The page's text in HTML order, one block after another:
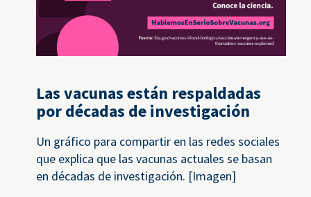
Las vacunas están respaldadas
por décadas de investigación
Un gráfico para compartir en las redes sociales
que explica que las vacunas actuales se basan
en décadas de investigación. [Imagen]